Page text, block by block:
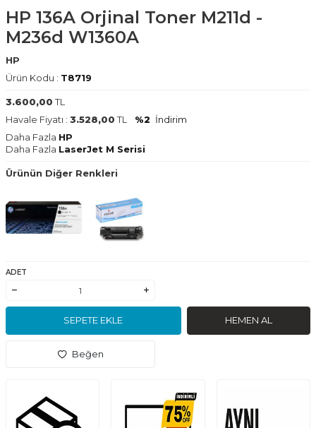
HP 136A Orjinal Toner M211d -
M236d W1360A
HP
Ürün Kodu : T8719
3.600,00TL
Havale Fiyatı : 3.528,00TL %2 İndirim
Daha Fazla HP
Daha Fazla LaserJet M Serisi
Ürünün Diğer Renkleri
ADET
SEPETE EKLE HEMEN AL
Beğen